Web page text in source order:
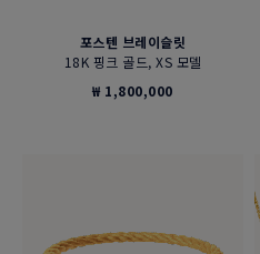
포스텐 브레이슬릿
18K 핑크 골드, XS 모델
₩ 1,800,000